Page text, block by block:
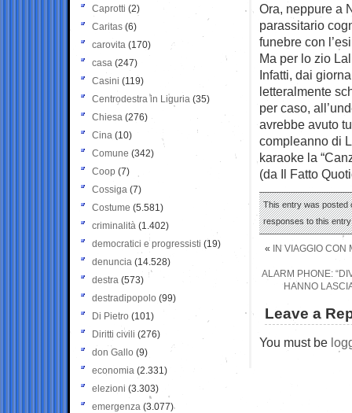
Ora, neppure a
parassitario
funebre con
Ma per lo zio
Infatti, dai
letteralmente
per caso,
avrebbe avuto
compleanno di
karaoke la
(da Il Fatto
This entry was posted
responses to this
« IN VIAGGIO
ALARM PHONE:
HANNO
Leave a
You must be
Caprotti (2)
Caritas (6)
carovita (170)
casa (247)
Casini (119)
Centrodestra in Liguria (35)
Chiesa (276)
Cina (10)
Comune (342)
Coop (7)
Cossiga (7)
Costume (5.581)
criminalità (1.402)
democratici e progressisti (19)
denuncia (14.528)
destra (573)
destradipopolo (99)
Di Pietro (101)
Diritti civili (276)
don Gallo (9)
economia (2.331)
elezioni (3.303)
emergenza (3.077)